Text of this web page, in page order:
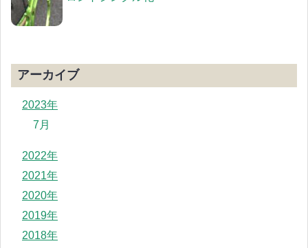
アーカイブ
2023年
7月
2022年
2021年
2020年
2019年
2018年